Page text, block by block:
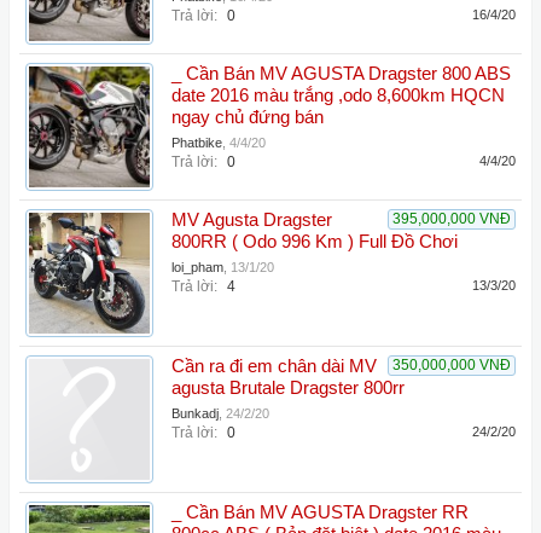
Trả lời: 0 16/4/20
_ Cần Bán MV AGUSTA Dragster 800 ABS
date 2016 màu trắng ,odo 8,600km HQCN
ngay chủ đứng bán
Phatbike 4/4/20
Trả lời: 0 4/4/20
395,000,000 VNĐ
MV Agusta Dragster
800RR ( Odo 996 Km ) Full Đồ Chơi
loi_pham 13/1/20
Trả lời: 4 13/3/20
350,000,000 VNĐ
Cần ra đi em chân dài MV
agusta Brutale Dragster 800rr
Bunkadj 24/2/20
Trả lời: 0 24/2/20
_ Cần Bán MV AGUSTA Dragster RR